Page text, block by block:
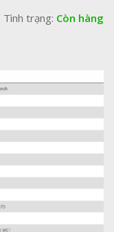
Tình trạng: Còn hàng